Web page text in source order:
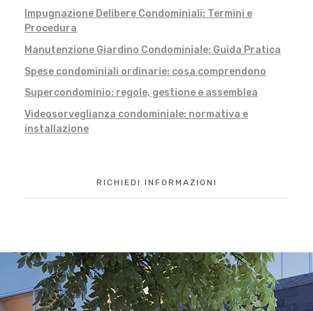
Impugnazione Delibere Condominiali: Termini e
Procedura
Manutenzione Giardino Condominiale: Guida Pratica
Spese condominiali ordinarie: cosa comprendono
Supercondominio: regole, gestione e assemblea
Videosorveglianza condominiale: normativa e
installazione
RICHIEDI INFORMAZIONI